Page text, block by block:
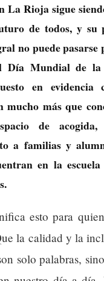
La Rioja sigue
de todos, y su
no puede
Día Mundial de la
en evidencia
mucho más que
de
a familias y
en la
esto para
la calidad y la
solo palabras,